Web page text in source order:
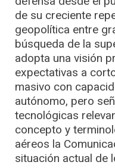
de su creciente
geopolítica entre
búsqueda de la
adopta una visión
expectativas a
masivo con
autónomo, pero
tecnológicas
concepto y
aéreos la
situación actual de